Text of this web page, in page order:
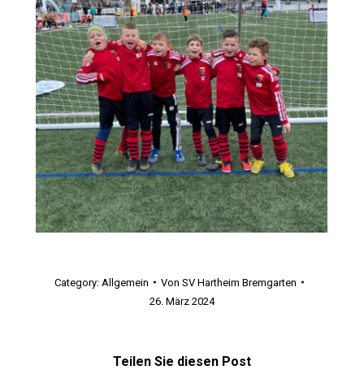
Category: Allgemein VonSV Hartheim Bremgarten
26. März 2024
Teilen Sie diesen Post